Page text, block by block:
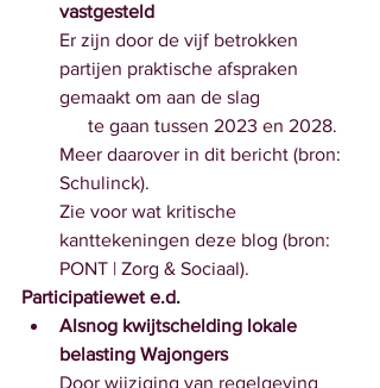
vastgesteld
Er zijn door de vijf betrokken
partijen praktische afspraken
gemaakt om aan de slag
Meer daarover in dit bericht (bron:
Schulinck).
Zie voor wat kritische
kanttekeningen deze blog (bron:
PONT | Zorg & Sociaal).
Participatiewet e.d.
Alsnog kwijtschelding lokale
belasting Wajongers
Door wijziging van regelgeving